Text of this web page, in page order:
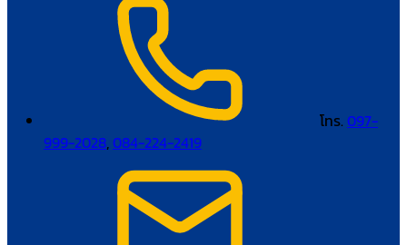
โทร. 097-
999-2028,084-224-2419